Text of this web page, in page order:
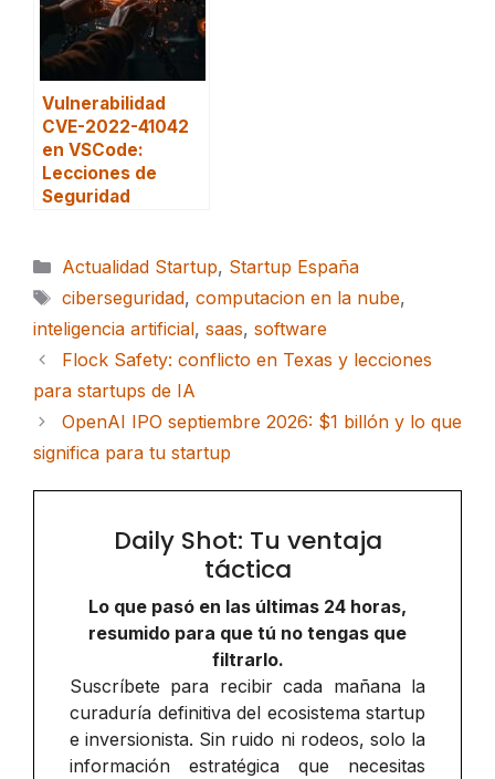
Vulnerabilidad
CVE-2022-41042
en VSCode:
Lecciones de
Seguridad
Categorías
Actualidad Startup, Startup España
Etiquetas
ciberseguridad, computacion en la nube,
inteligencia artificial, saas, software
Flock Safety: conflicto en Texas y lecciones
para startups de IA
OpenAI IPO septiembre 2026: $1 billón y lo que
significa para tu startup
Daily Shot: Tu ventaja
táctica
Lo que pasó en las últimas 24 horas,
resumido para que tú no tengas que
filtrarlo.
Suscríbete para recibir cada mañana la
curaduría definitiva del ecosistema startup
e inversionista. Sin ruido ni rodeos, solo la
información estratégica que necesitas